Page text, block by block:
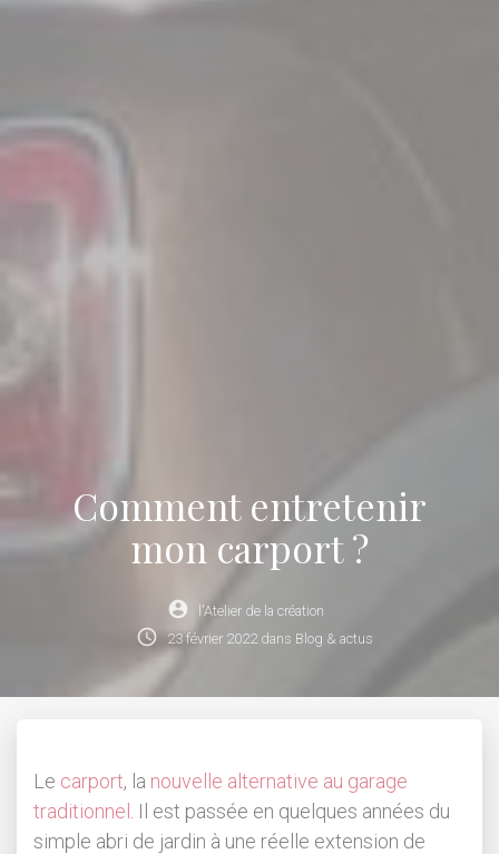
Comment entretenir
mon carport ?
account_circle l'Atelier de la création
schedule 23 février 2022dans Blog & actus
Le carport, la nouvelle alternative au garage
traditionnel . Il est passée en quelques années du
simple abri de jardin à une réelle extension de